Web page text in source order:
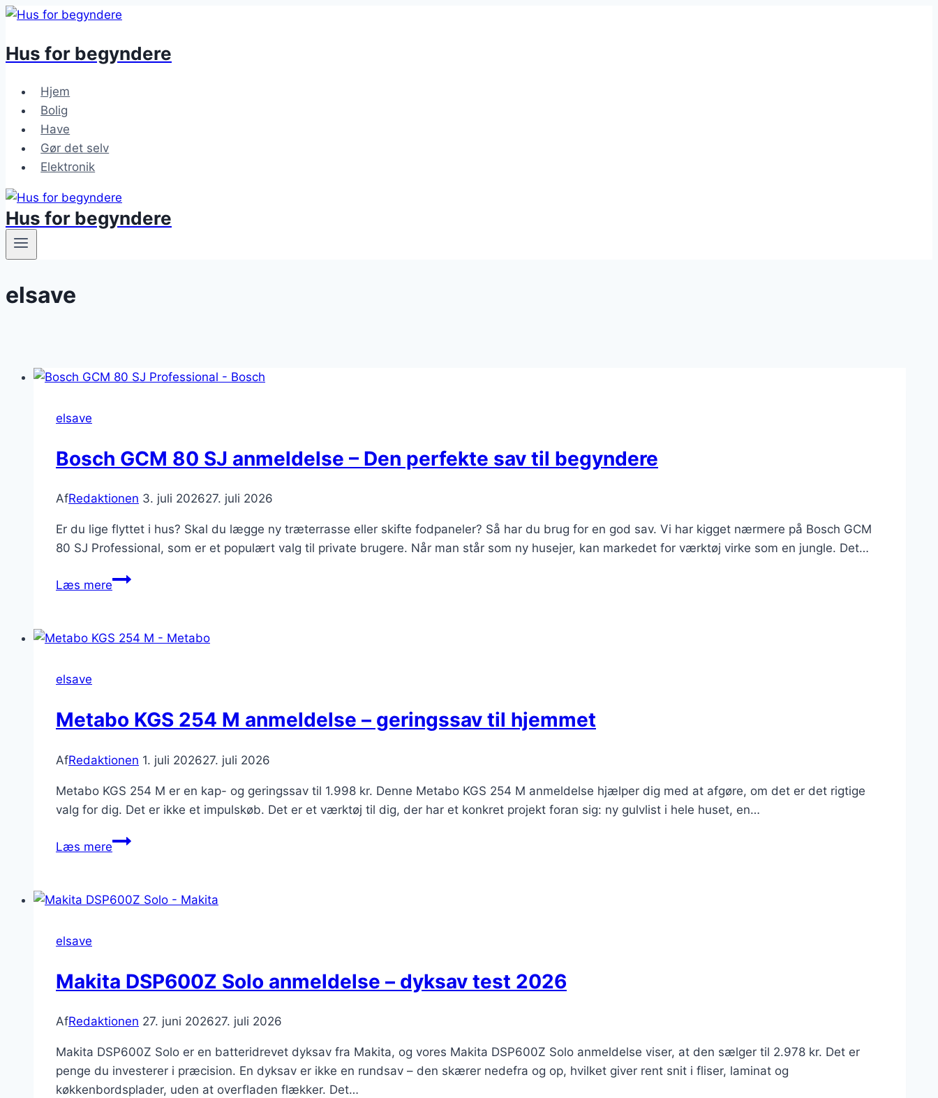
Fortsæt
indhold
Hus for begyndere
Hjem
Bolig
Have
Gør det selv
Elektronik
Hus for begyndere
elsave
elsave
Bosch GCM 80 SJ anmeldelse – Den perfekte sav til begyndere
AfRedaktionen 3. juli 202627. juli 2026
Er du lige flyttet i hus? Skal du lægge ny træterrasse eller skifte fodpaneler? Så har du brug for en god sav. Vi har kigget nærmere på Bosch GCM
80 SJ Professional, som er et populært valg til private brugere. Når man står som ny husejer, kan markedet for værktøj virke som en jungle. Det…
Læs mereBosch
SJ
perfekte
sav
begyndere
elsave
Metabo KGS 254 M anmeldelse – geringssav til hjemmet
AfRedaktionen 1. juli 202627. juli 2026
Metabo KGS 254 M er en kap- og geringssav til 1.998 kr. Denne Metabo KGS 254 M anmeldelse hjælper dig med at afgøre, om det er det rigtige
valg for dig. Det er ikke et impulskøb. Det er et værktøj til dig, der har et konkret projekt foran sig: ny gulvlist i hele huset, en…
Læs mereMetabo
M
hjemmet
elsave
Makita DSP600Z Solo anmeldelse – dyksav test 2026
AfRedaktionen 27. juni 202627. juli 2026
Makita DSP600Z Solo er en batteridrevet dyksav fra Makita, og vores Makita DSP600Z Solo anmeldelse viser, at den sælger til 2.978 kr. Det er
penge du investerer i præcision. En dyksav er ikke en rundsav – den skærer nedefra og op, hvilket giver rent snit i fliser, laminat og
køkkenbordsplader, uden at overfladen flækker. Det…